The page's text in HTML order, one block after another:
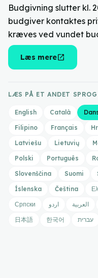
Budgivning slutter kl.
budgiver kontaktes
kræves ved vundet
Læs mereopen_in_new
LÆS PÅ ET ANDET SPROG
English Català
Filipino
Français
Latviešu
Lietuvių
Polski
Português
Slovenščina
Suomi
Íslenska
Čeština
Српски
اردو العربية
日本語
한국어 עברית